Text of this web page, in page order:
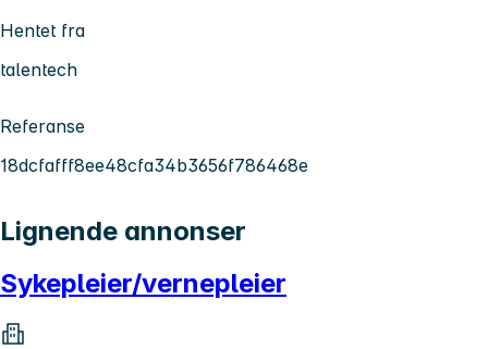
Hentet fra
talentech
Referanse
18dcfafff8ee48cfa34b3656f786468e
Lignende annonser
Sykepleier/vernepleier